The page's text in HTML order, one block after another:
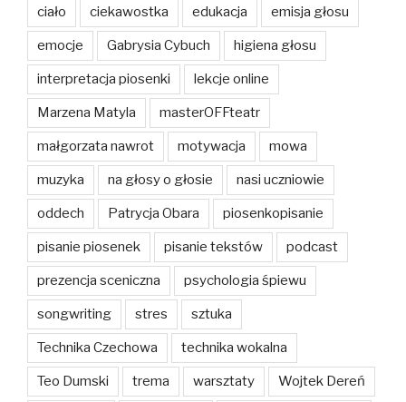
ciało ciekawostka edukacja emisja głosu
emocje Gabrysia Cybuch higiena głosu
interpretacja piosenki lekcje online
Marzena Matyla masterOFFteatr
małgorzata nawrot motywacja mowa
muzyka na głosy o głosie nasi uczniowie
oddech Patrycja Obara piosenkopisanie
pisanie piosenek pisanie tekstów podcast
prezencja sceniczna psychologia śpiewu
songwriting stres sztuka
Technika Czechowa technika wokalna
Teo Dumski trema warsztaty Wojtek Dereń